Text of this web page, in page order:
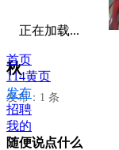
秋
发布：1 条
正在加载...
首页
114黄页
发布
招聘
我的
随便说点什么